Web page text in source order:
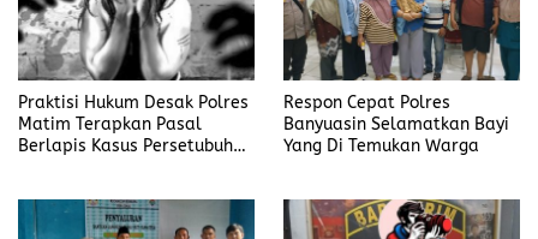
Praktisi Hukum Desak Polres
Matim Terapkan Pasal
Berlapis Kasus Persetubuhan
Respon Cepat Polres
Banyuasin Selamatkan Bayi
Yang Di Temukan Warga